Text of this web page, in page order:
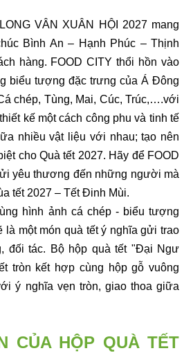
VÂN XUÂN HỘI 2027 mang
Bình An – Hạnh Phúc – Thịnh
hàng. FOOD CITY thổi hồn vào
biểu tượng đặc trưng của Á Đông
chép, Tùng, Mai, Cúc, Trúc,….với
kế một cách công phu và tinh tế
nhiều vật liệu với nhau; tạo nên
cho Quà tết 2027. Hãy để FOOD
yêu thương đến những người mà
tết 2027 – Tết Đinh Mùi.
hình ảnh cá chép - biểu tượng
là một món quà tết ý nghĩa gửi trao
đối tác. Bộ hộp quà tết "Đại Ngư
tròn kết hợp cùng hộp gỗ vuông
ý nghĩa vẹn tròn, giao thoa giữa
CỦA HỘP QUÀ TẾT